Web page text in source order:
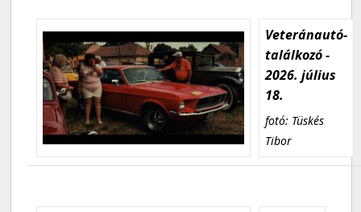
Veteránautó-
találkozó -
2026. július
18.
fotó: Tüskés
Tibor